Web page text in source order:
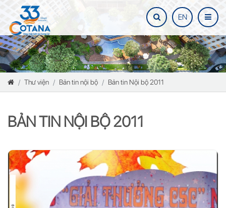
EN
Thư viện Bản tin nội bộ Bản tin Nội bộ 2011
BẢN TIN NỘI BỘ 2011